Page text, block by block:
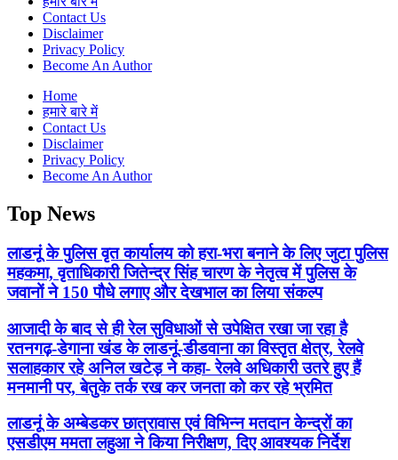
Contact Us
Disclaimer
Privacy Policy
Become An Author
Home
हमारे बारे में
Contact Us
Disclaimer
Privacy Policy
Become An Author
Top News
लाडनूं के पुलिस वृत कार्यालय को हरा-भरा बनाने के लिए जुटा पुलिस
महकमा, वृताधिकारी जितेन्द्र सिंह चारण के नेतृत्व में पुलिस के
जवानों ने 150 पौधे लगाए और देखभाल का लिया संकल्प
आजादी के बाद से ही रेल सुविधाओं से उपेक्षित रखा जा रहा है
रतनगढ़-डेगाना खंड के लाडनूं-डीडवाना का विस्तृत क्षेत्र, रेलवे
सलाहकार रहे अनिल खटेड़ ने कहा- रेलवे अधिकारी उतरे हुए हैं
मनमानी पर, बेतुके तर्क रख कर जनता को कर रहे भ्रमित
लाडनूं के अम्बेडकर छात्रावास एवं विभिन्न मतदान केन्द्रों का
एसडीएम ममता लहुआ ने किया निरीक्षण, दिए आवश्यक निर्देश